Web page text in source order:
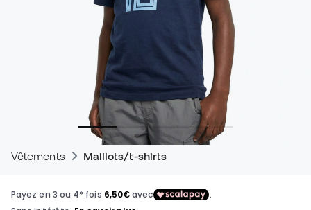
Vêtements Maillots/t-shirts